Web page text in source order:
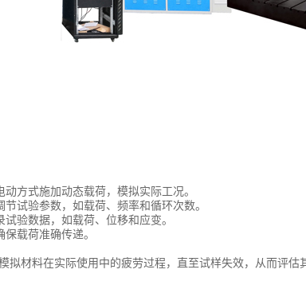
方式施加动态载荷，模拟实际工况。
试验参数，如载荷、频率和循环次数。
验数据，如载荷、位移和应变。
载荷准确传递。
拟材料在实际使用中的疲劳过程，直至试样失效，从而评估